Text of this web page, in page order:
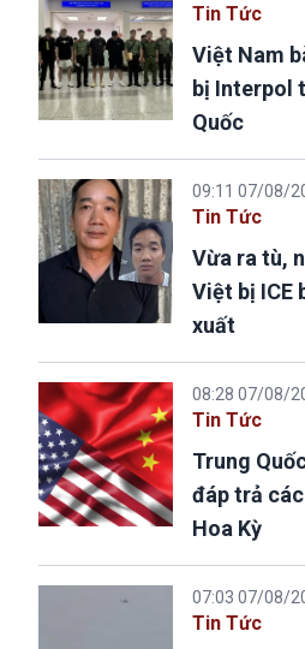
Tin Tức
Việt Nam
bị Interpol
Quốc
09:11 07/08/
Tin Tức
Vừa ra tù,
Việt bị ICE
xuất
08:28 07/08/
Tin Tức
Trung
đáp trả
Hoa Kỳ
07:03 07/08/
Tin Tức